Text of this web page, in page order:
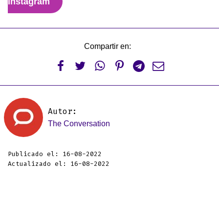
Compartir en:
     
Autor:
The Conversation
Publicado el: 16-08-2022
Actualizado el: 16-08-2022